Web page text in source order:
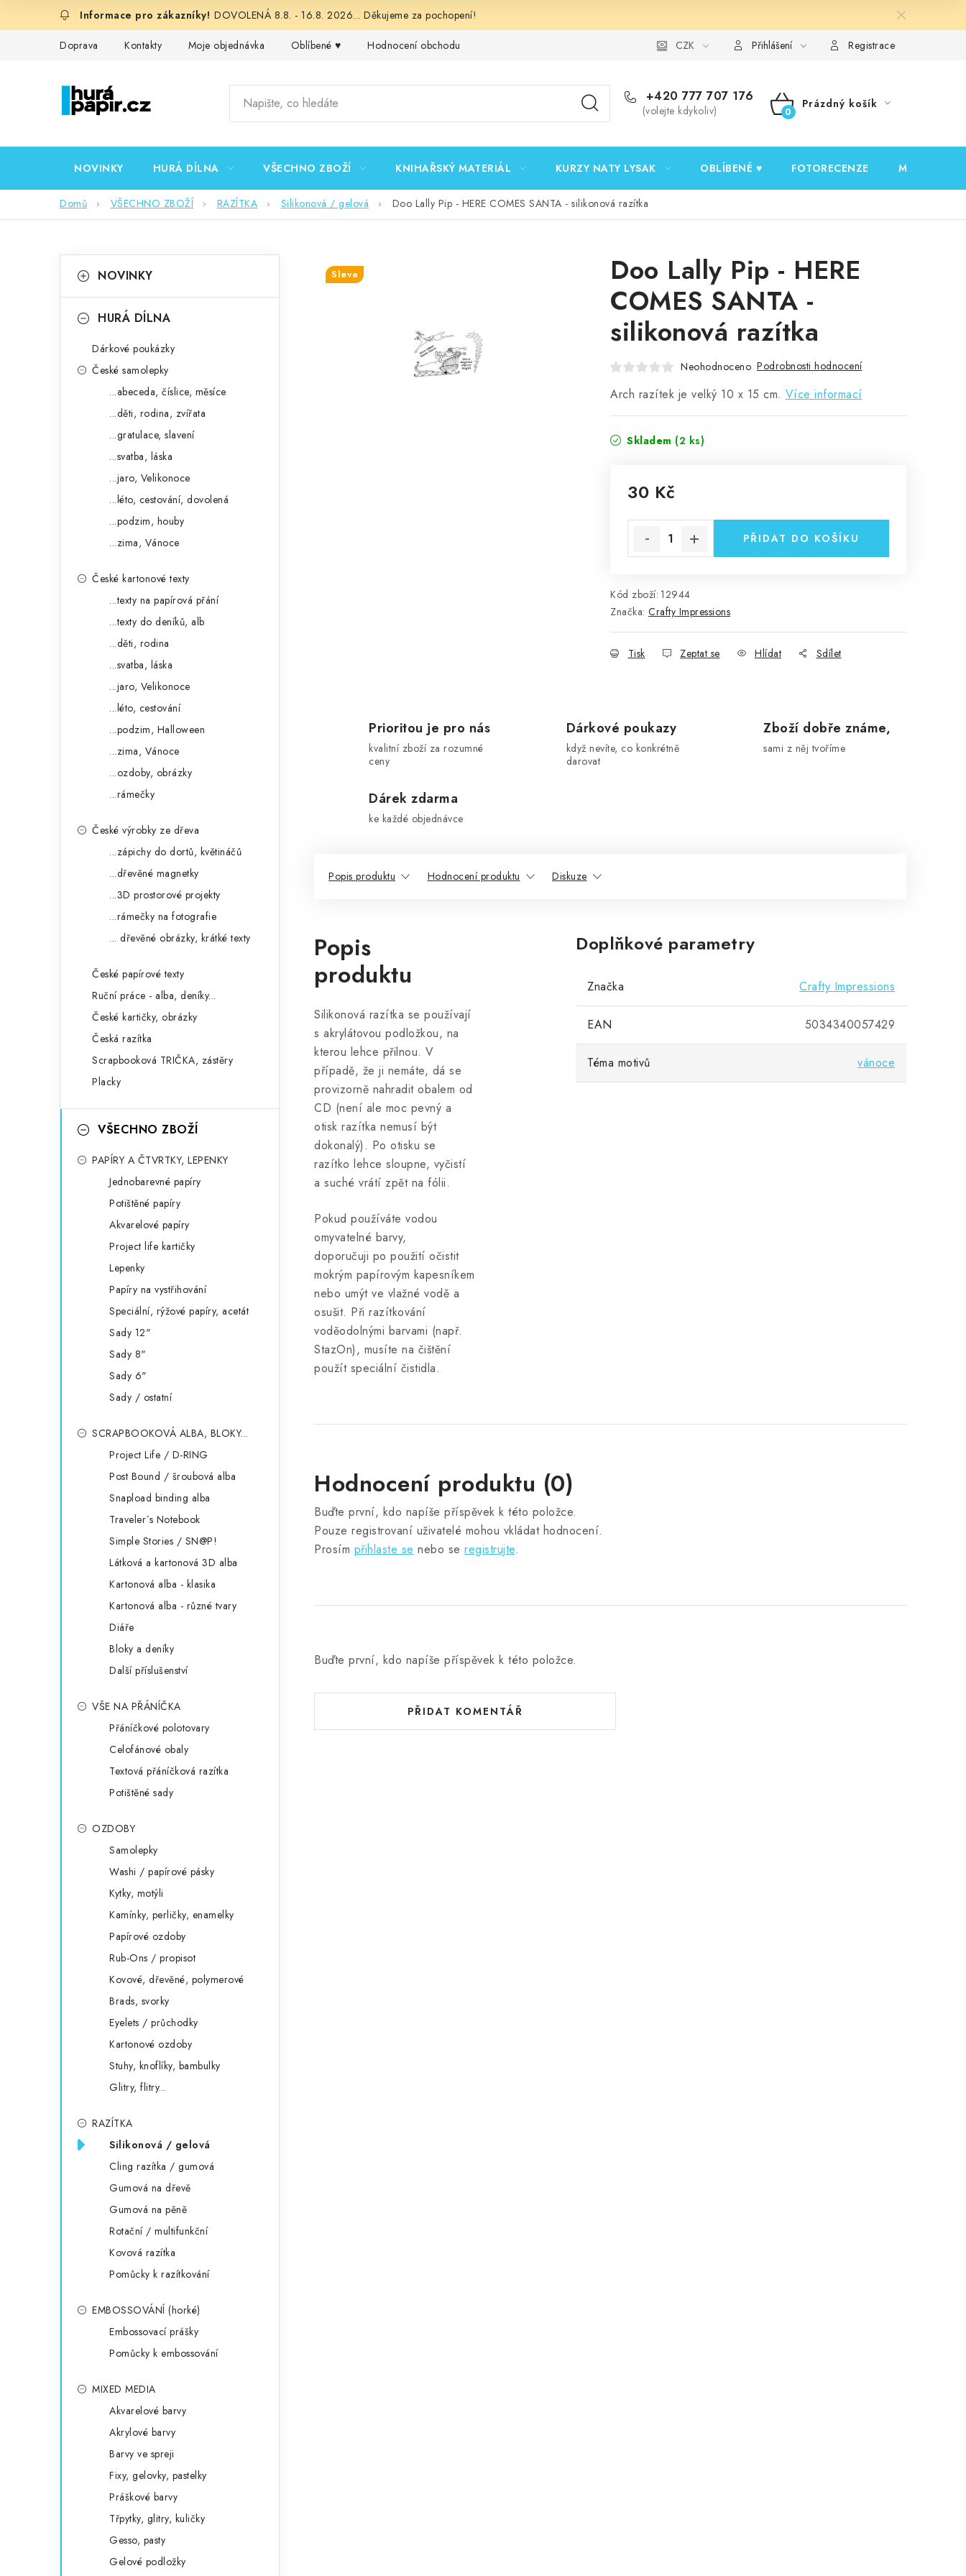
DOVOLENÁ 8.8. - 16.8. 2026... Děkujeme za pochopení!
Doprava Kontakty Moje objednávka Oblíbené ♥️ Hodnocení obchodu Podmínky ochrany osobních údajů Ověřování recenzí
CZK Přihlášení Registrace
+420 777 707 176
(volejte kdykoliv)
NÁKUPNÍ
Prázdný košík
NOVINKY HURÁ DÍLNA VŠECHNO ZBOŽÍ KNIHAŘSKÝ MATERIÁL KURZY NATY LYSAK OBLÍBENÉ ♥️ FOTORECENZE MOJE
Domů VŠECHNO ZBOŽÍ RAZÍTKA Silikonová / gelová Doo Lally Pip - HERE COMES SANTA - silikonová razítka
okategorie
a
NOVINKY
HURÁ DÍLNA
Dárkové poukázky
České samolepky
...abeceda, číslice, měsíce
...děti, rodina, zvířata
...gratulace, slavení
...svatba, láska
...jaro, Velikonoce
...léto, cestování, dovolená
...podzim, houby
...zima, Vánoce
České kartonové texty
...texty na papírová přání
...texty do deníků, alb
...děti, rodina
...svatba, láska
...jaro, Velikonoce
...léto, cestování
...podzim, Halloween
...zima, Vánoce
...ozdoby, obrázky
...rámečky
České výrobky ze dřeva
...zápichy do dortů, květináčů
...dřevěné magnetky
...3D prostorové projekty
...rámečky na fotografie
... dřevěné obrázky, krátké texty
České papírové texty
Ruční práce - alba, deníky...
České kartičky, obrázky
Česká razítka
Scrapbooková TRIČKA, zástěry
Placky
VŠECHNO ZBOŽÍ
PAPÍRY A ČTVRTKY, LEPENKY
Jednobarevné papíry
Potištěné papíry
Akvarelové papíry
Project life kartičky
Lepenky
Papíry na vystřihování
Speciální, rýžové papíry, acetát
Sady 12"
Sady 8"
Sady 6"
Sady / ostatní
SCRAPBOOKOVÁ ALBA, BLOKY...
Project Life / D-RING
Post Bound / šroubová alba
Snapload binding alba
Traveler´s Notebook
Simple Stories / SN@P!
Látková a kartonová 3D alba
Kartonová alba - klasika
Kartonová alba - různé tvary
Diáře
Bloky a deníky
Další příslušenství
VŠE NA PŘÁNÍČKA
Přáníčkové polotovary
Celofánové obaly
Textová přáníčková razítka
Potištěné sady
OZDOBY
Samolepky
Washi / papírové pásky
Kytky, motýli
Kamínky, perličky, enamelky
Papírové ozdoby
Rub-Ons / propisot
Kovové, dřevěné, polymerové
Brads, svorky
Eyelets / průchodky
Kartonové ozdoby
Stuhy, knoflíky, bambulky
Glitry, flitry...
RAZÍTKA
Silikonová / gelová
Cling razítka / gumová
Gumová na dřevě
Gumová na pěně
Rotační / multifunkční
Kovová razítka
Pomůcky k razítkování
EMBOSSOVÁNÍ (horké)
Embossovací prášky
Pomůcky k embossování
MIXED MEDIA
Akvarelové barvy
Akrylové barvy
Barvy ve spreji
Fixy, gelovky, pastelky
Práškové barvy
Třpytky, glitry, kuličky
Gesso, pasty
Gelové podložky
Doo Lally Pip - HERE
COMES SANTA -
silikonová razítka
Neohodnoceno Podrobnosti hodnocení
Arch razítek je velký 10 x 15 cm. Více informací
Skladem (2 ks)
30 Kč
PŘIDAT DO KOŠÍKU
Kód zboží: 12944
Značka: Crafty Impressions
Tisk Zeptat se Hlídat Sdílet
Sleva
Prioritou je pro nás
kvalitní zboží za rozumné
ceny
Dárkové poukazy
když nevíte, co konkrétně
darovat
Zboží dobře známe,
sami z něj tvoříme
Dárek zdarma
ke každé objednávce
Popis produktu Hodnocení produktu Diskuze
Popis
produktu
Silikonová razítka se používají
s akrylátovou podložkou, na
kterou lehce přilnou. V
případě, že ji nemáte, dá se
provizorně nahradit obalem od
CD (není ale moc pevný a
otisk razítka nemusí být
dokonalý). Po otisku se
razítko lehce sloupne, vyčistí
a suché vrátí zpět na fólii.
Pokud používáte vodou
omyvatelné barvy,
doporučuji po použití očistit
mokrým papírovým kapesníkem
nebo umýt ve vlažné vodě a
osušit. Při razítkování
voděodolnými barvami (např.
StazOn), musíte na čištění
použít speciální čistidla.
Doplňkové parametry
Značka Crafty Impressions
EAN 5034340057429
Téma motivů vánoce
Hodnocení produktu (0)
Buďte první, kdo napíše příspěvek k této položce.
Pouze registrovaní uživatelé mohou vkládat hodnocení.
Prosím přihlaste se nebo se registrujte.
Buďte první, kdo napíše příspěvek k této položce.
PŘIDAT KOMENTÁŘ